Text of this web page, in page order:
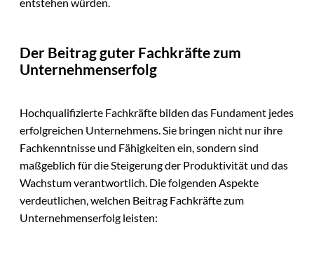
Der Beitrag guter Fachkräfte zum
Unternehmenserfolg
Hochqualifizierte Fachkräfte bilden das Fundament jedes
erfolgreichen Unternehmens. Sie bringen nicht nur ihre
Fachkenntnisse und Fähigkeiten ein, sondern sind
maßgeblich für die Steigerung der Produktivität und das
Wachstum verantwortlich. Die folgenden Aspekte
verdeutlichen, welchen Beitrag Fachkräfte zum
Unternehmenserfolg leisten: